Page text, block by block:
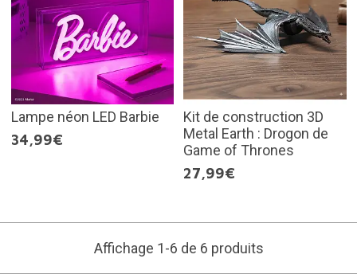
Lampe néon LED Barbie
34,99€
Kit de construction 3D
Metal Earth : Drogon de
Game of Thrones
27,99€
Affichage 1-6 de 6 produits